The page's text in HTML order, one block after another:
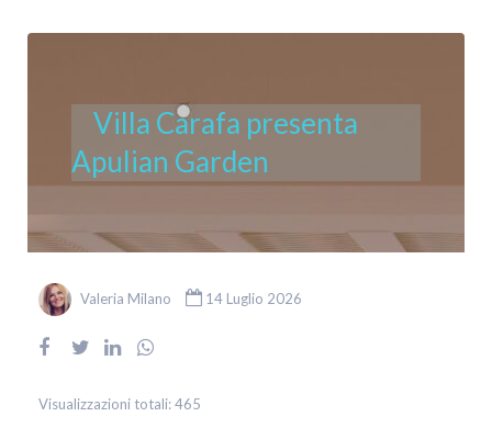
Villa Carafa presenta
Apulian Garden
Valeria Milano 14 Luglio 2026
Visualizzazioni totali:465